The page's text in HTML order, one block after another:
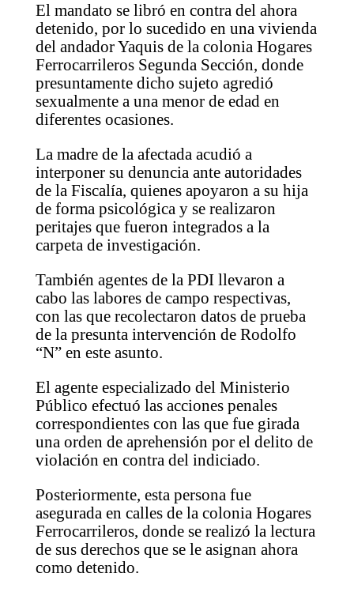
El mandato se libró en contra del ahora
detenido, por lo sucedido en una vivienda
del andador Yaquis de la colonia Hogares
Ferrocarrileros Segunda Sección, donde
presuntamente dicho sujeto agredió
sexualmente a una menor de edad en
diferentes ocasiones.
La madre de la afectada acudió a
interponer su denuncia ante autoridades
de la Fiscalía, quienes apoyaron a su hija
de forma psicológica y se realizaron
peritajes que fueron integrados a la
carpeta de investigación.
También agentes de la PDI llevaron a
cabo las labores de campo respectivas,
con las que recolectaron datos de prueba
de la presunta intervención de Rodolfo
“N” en este asunto.
El agente especializado del Ministerio
Público efectuó las acciones penales
correspondientes con las que fue girada
una orden de aprehensión por el delito de
violación en contra del indiciado.
Posteriormente, esta persona fue
asegurada en calles de la colonia Hogares
Ferrocarrileros, donde se realizó la lectura
de sus derechos que se le asignan ahora
como detenido.